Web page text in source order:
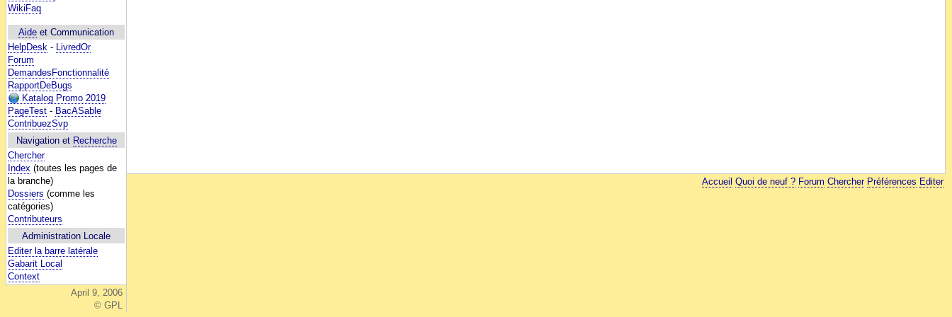
WikiFaq
Aide et Communication
HelpDesk - LivredOr
Forum
DemandesFonctionnalité
RapportDeBugs
Katalog Promo 2019
PageTest - BacASable
ContribuezSvp
Navigation et Recherche
Chercher
Index (toutes les pages de
la branche)
Dossiers (comme les
catégories)
Contributeurs
Administration Locale
Editer la barre latérale
Gabarit Local
Context
April 9, 2006
© GPL
Accueil Quoi de neuf ? Forum Chercher Préférences Editer